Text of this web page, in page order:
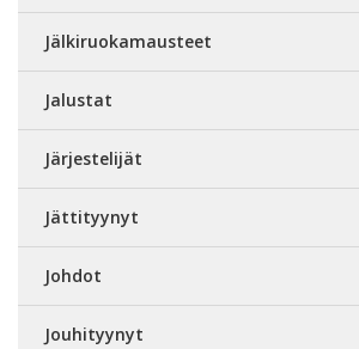
Jälkiruokamausteet
Jalustat
Järjestelijät
Jättityynyt
Johdot
Jouhityynyt